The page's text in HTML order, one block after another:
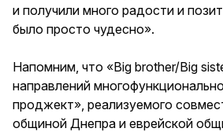
и получили много радости и
было просто чудесно».
Напомним, что «Big brother/Big
направлений
проджект», реализуемого
общиной Днепра и еврейской